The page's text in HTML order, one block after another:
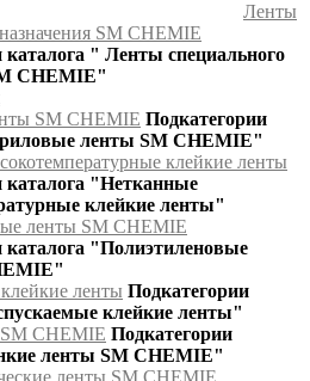
Ленты
SM CHEMIE
каталога " Ленты специального
CHEMIE"
SM CHEMIE Подкатегории
ленты SM CHEMIE"
клейкие ленты
каталога "Нетканные
клейкие ленты"
ленты SM CHEMIE
каталога "Полиэтиленовые
ленты Подкатегории
клейкие ленты"
CHEMIE Подкатегории
ленты SM CHEMIE"
ленты SM CHEMIE